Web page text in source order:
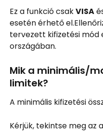
Ez a funkció csak VISA
esetén érhető
tervezett kifizetési mód
országában.
Mik a minimális/
limitek?
A minimális kifizetési
Kérjük, tekintse meg az